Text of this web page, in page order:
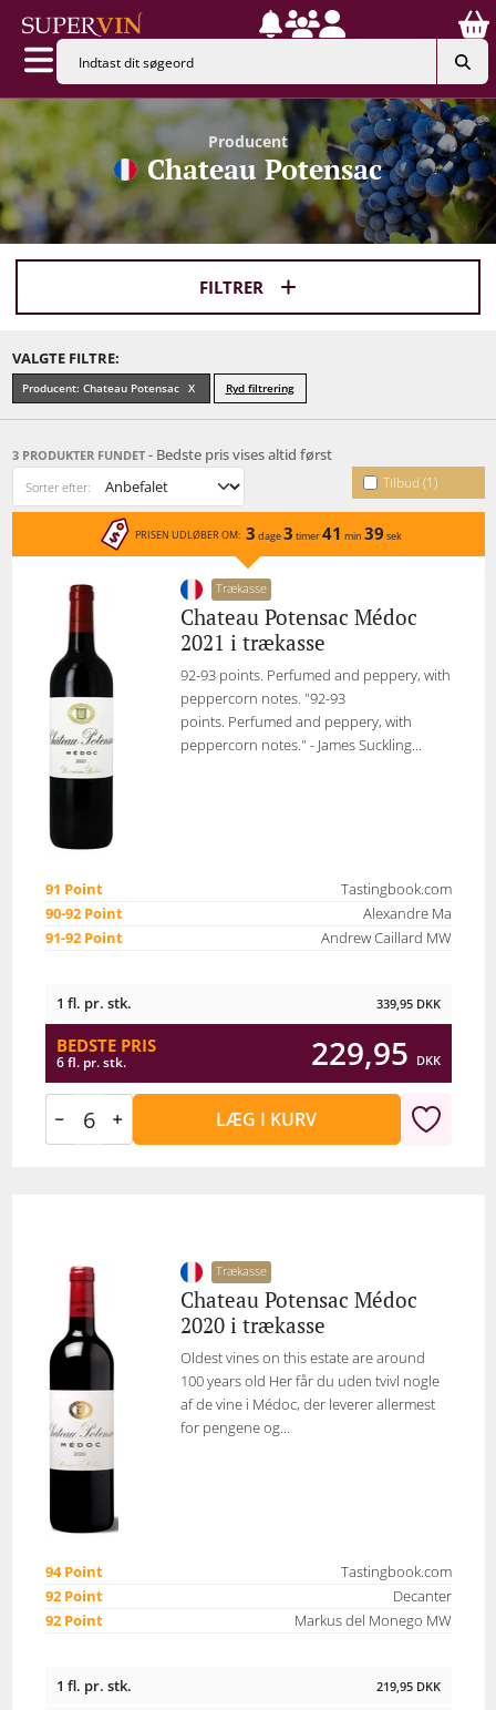
Producent
Chateau Potensac
FILTRER
VALGTE FILTRE:
Producent: Chateau Potensac Ryd filtrering
3 PRODUKTER FUNDET - Bedste pris vises altid først
Tilbud (1)
Sorter efter:
PRISEN UDLØBER OM: 3 dage3 timer41 min 39 sek
Trækasse
Chateau Potensac Médoc
2021 i trækasse
92-93 points. Perfumed and peppery, with
peppercorn notes. "92-93
points. Perfumed and peppery, with
peppercorn notes." - James Suckling...
91 Point
Tastingbook.com
90-92 Point
Alexandre Ma
91-92 Point
Andrew Caillard MW
1 fl. pr. stk. 339,95 DKK
BEDSTE PRIS
6 fl. pr. stk. 229,95 DKK
LÆG I KURV
Trækasse
Chateau Potensac Médoc
2020 i trækasse
Oldest vines on this estate are around
100 years old Her får du uden tvivl nogle
af de vine i Médoc, der leverer allermest
for pengene og...
94 Point
Tastingbook.com
92 Point
Decanter
92 Point
Markus del Monego MW
1 fl. pr. stk. 219,95 DKK